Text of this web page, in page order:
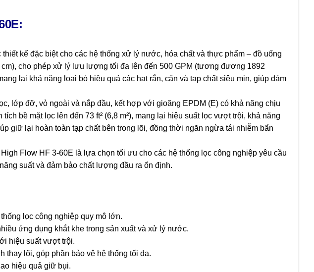
kế đặc biệt cho các hệ thống xử lý nước, hóa chất và thực phẩm – đồ uống
cho phép xử lý lưu lượng tối đa lên đến 500 GPM (tương đương 1892
lại khả năng loại bỏ hiệu quả các hạt rắn, cặn và tạp chất siêu mịn, giúp đảm
lớp đỡ, vỏ ngoài và nắp đầu, kết hợp với gioăng EPDM (E) có khả năng chịu
bề mặt lọc lên đến 73 ft² (6,8 m²), mang lại hiệu suất lọc vượt trội, khả năng
giữ lại hoàn toàn tạp chất bên trong lõi, đồng thời ngăn ngừa tái nhiễm bẩn
Flow HF 3-60E là lựa chọn tối ưu cho các hệ thống lọc công nghiệp yêu cầu
suất và đảm bảo chất lượng đầu ra ổn định.
lọc công nghiệp quy mô lớn.
ứng dụng khắt khe trong sản xuất và xử lý nước.
hiệu suất vượt trội.
thay lõi, góp phần bảo vệ hệ thống tối đa.
hiệu quả giữ bụi.